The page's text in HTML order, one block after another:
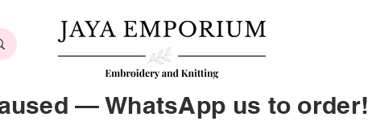
— WhatsApp us to order!